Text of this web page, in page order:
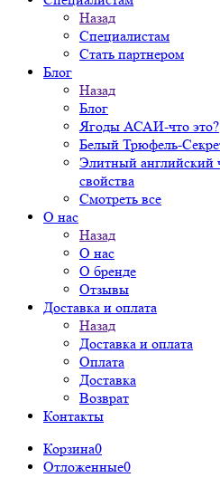
Назад
Специалистам
Стать партнером
Блог
Назад
Блог
Ягоды АСАИ-что это?
Белый Трюфель-
Элитный английский
свойства
Смотреть все
О нас
Назад
О нас
О бренде
Отзывы
Доставка и оплата
Назад
Доставка и оплата
Оплата
Доставка
Возврат
Контакты
Корзина0
Отложенные0